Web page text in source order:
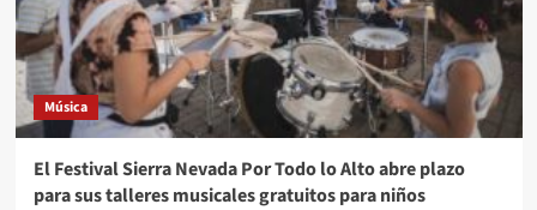
Música
El Festival Sierra Nevada Por Todo lo Alto abre plazo
para sus talleres musicales gratuitos para niños